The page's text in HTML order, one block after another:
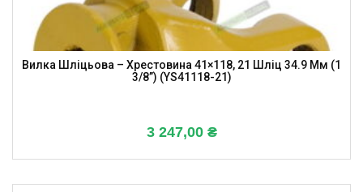
Вилка Шліцьова – Хрестовина 41×118, 21 Шліц 34.9 Мм (1
3/8”) (YS41118-21)
3 247,00 ₴